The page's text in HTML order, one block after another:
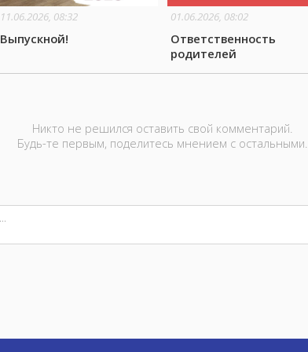
11.06.2026, 08:32
Выпускной!
01.06.2026, 08:02
Ответственность
родителей
Никто не решился оставить свой комментарий.
Будь-те первым, поделитесь мнением с остальными.